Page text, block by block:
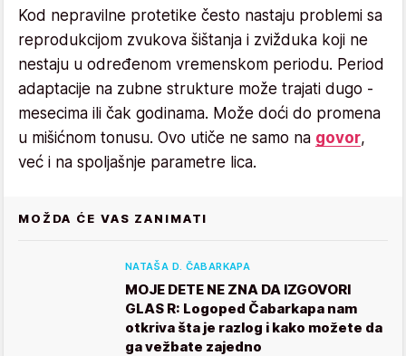
Kod nepravilne protetike često nastaju problemi sa
reprodukcijom zvukova šištanja i zvižduka koji ne
nestaju u određenom vremenskom periodu. Period
adaptacije na zubne strukture može trajati dugo -
mesecima ili čak godinama. Može doći do promena
u mišićnom tonusu. Ovo utiče ne samo na govor,
već i na spoljašnje parametre lica.
MOŽDA ĆE VAS ZANIMATI
NATAŠA D. ČABARKAPA
MOJE DETE NE ZNA DA IZGOVORI
GLAS R: Logoped Čabarkapa nam
otkriva šta je razlog i kako možete da
ga vežbate zajedno